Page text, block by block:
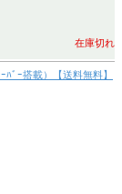
在庫切れ
ﾞｰ搭載）【送料無料】